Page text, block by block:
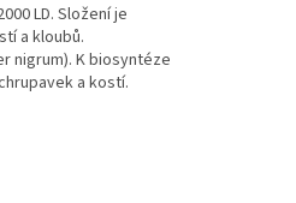
LD. Složení je
a kloubů.
nigrum). K biosyntéze
a kostí.